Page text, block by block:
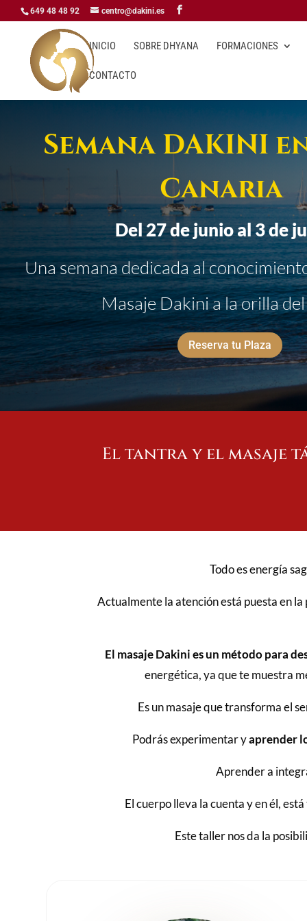
649 48 48 92 centro@dakini.es
INICIO SOBRE DHYANA FORMACIONES
CONTACTO
Semana DAKINI
Canaria
Del 27 de junio al 3 de
Una semana dedicada al
Masaje Dakini a la orilla
Reserva tu Plaza
El tantra y el masaje
Todo es energía
Actualmente la atención está puesta en
El masaje Dakini es un método para
energética, ya que te muestra
Es un masaje que transforma el
Podrás experimentar yaprender
Aprender a
El cuerpo lleva la cuenta y en él,
Este taller nos da la